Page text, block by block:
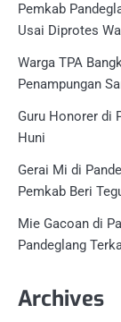
Pemkab
Usai Diprotes
Warga TPA
Penampungan
Guru Honorer di
Huni
Gerai Mi di
Pemkab Beri
Mie Gacoan di
Pandeglang
Archives